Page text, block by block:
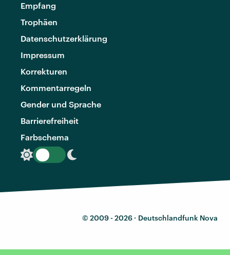
Empfang
Trophäen
Datenschutzerklärung
Impressum
Korrekturen
Kommentarregeln
Gender und Sprache
Barrierefreiheit
Farbschema
© 2009 - 2026 · Deutschlandfunk Nova